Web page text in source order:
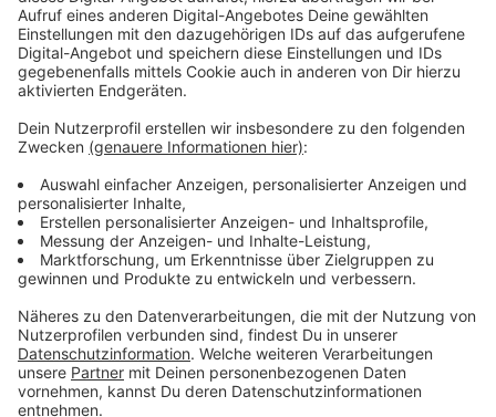
Anwohnern mit sich bringen, starten in einer Woche
Infoveranstaltungen in den betroffenen Städten:
Montag, 16. Mai
17 bis 19 Uhr oder
19:30 bis 21:30 Uhr
Vereinsheim TSV Wuppertal Ronsdorf
Parkstraße 85, 42369 Wuppertal
Dienstag, 17. Mai
17 bis 19 Uhr oder
19:30 bis 21:30 Uhr